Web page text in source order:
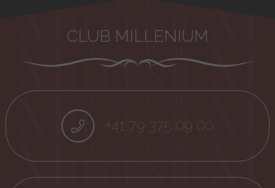
CLUB MILLENIUM
+41 79 375 09 00